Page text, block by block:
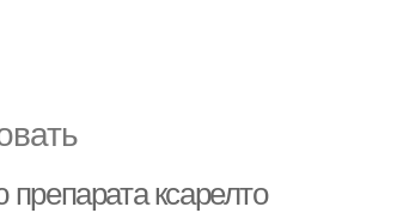
ксарелто